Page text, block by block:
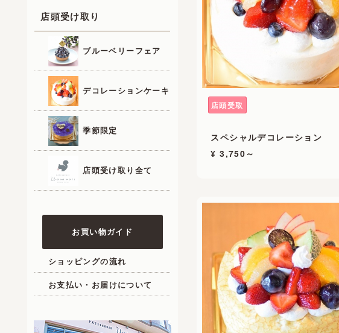
店頭受け取り
ブルーベリーフェア
デコレーションケーキ
季節限定
店頭受け取り全て
お買い物ガイド
ショッピングの流れ
お支払い・お届けについて
店頭受取
スペシャルデコレーション
¥ 3,750～